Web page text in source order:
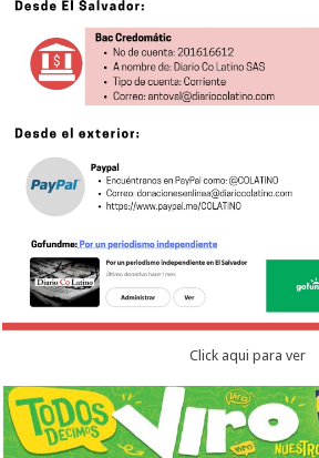
Click aqui para ver